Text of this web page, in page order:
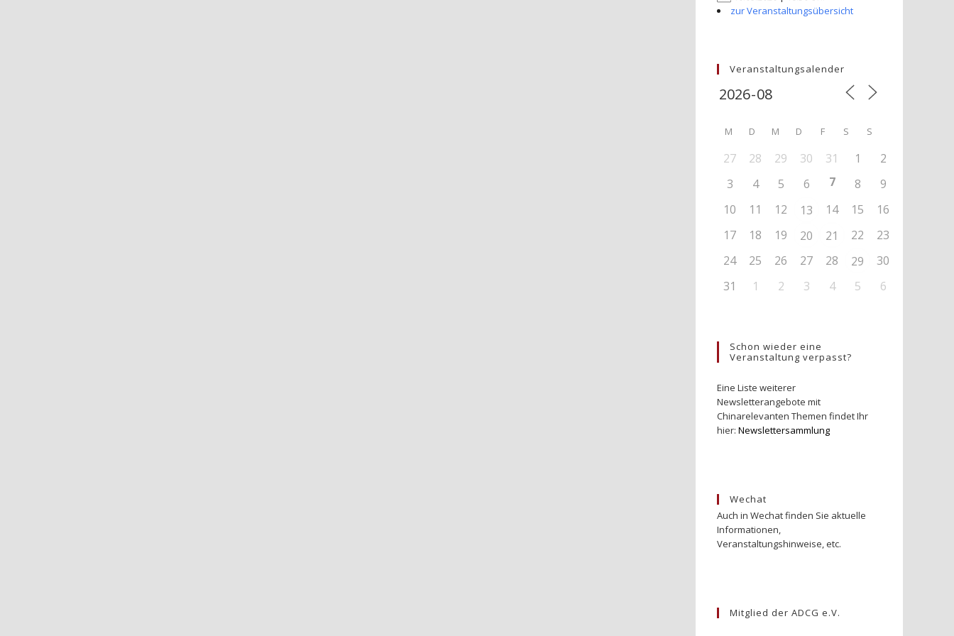
zur Veranstaltungsübersicht
Veranstaltungsalender
M D M D F S S
27 28 29 30 31 1
2
3
4 5 6 7 8
9
10
11 12 13 14 15
16
17
18 19 20 21 22
23
24
25 26 27 28 29
30
31
1 2 3 4 5 6
Schon wieder eine
Veranstaltung verpasst?
Eine Liste weiterer
Newsletterangebote mit
Chinarelevanten Themen findet Ihr
hier: Newslettersammlung
Wechat
Auch in Wechat finden Sie aktuelle
Informationen,
Veranstaltungshinweise, etc.
Mitglied der ADCG e.V.